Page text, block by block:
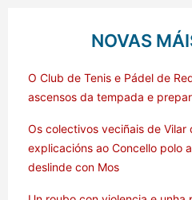
NOVAS
O Club de Tenis e Pádel de
ascensos da tempada e
Os colectivos veciñais de Vilar
explicacións ao Concello polo
deslinde con Mos